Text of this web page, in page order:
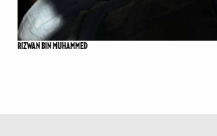
RIZWAN BIN MUHAMMED